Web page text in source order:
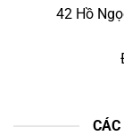
42 Hồ
CÁC